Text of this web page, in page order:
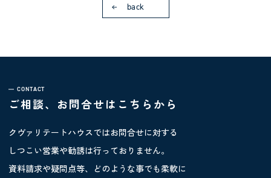
back
CONTACT
ご相談、お問合せはこちらから
クヴァリテートハウスではお問合せに対する
しつこい営業や勧誘は行っておりません。
資料請求や疑問点等、どのような事でも柔軟に